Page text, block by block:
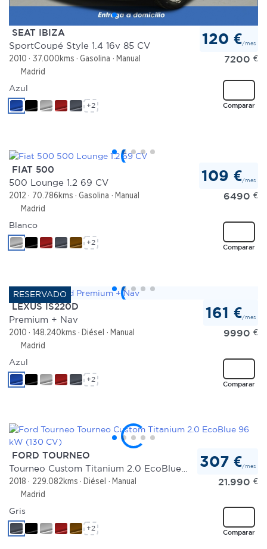
SEAT IBIZA
SportCoupé Style 1.4 16v 85 CV
2010 37.000kms Gasolina
Manual
Madrid
120 €/mes
7200 €
Comparar
Azul
+2
FIAT 500
500 Lounge 1.2 69 CV
2012 70.786kms Gasolina
Manual
Madrid
109 €/mes
6490 €
Comparar
Blanco
+2
LEXUS IS220D
Premium + Nav
2010 148.240kms Diésel
Manual
Madrid
161 €/mes
9990 €
Comparar
Azul
+2
FORD TOURNEO
2018 229.082kms Diésel
Manual
Madrid
307 €/mes
21.990 €
Comparar
Gris
+2